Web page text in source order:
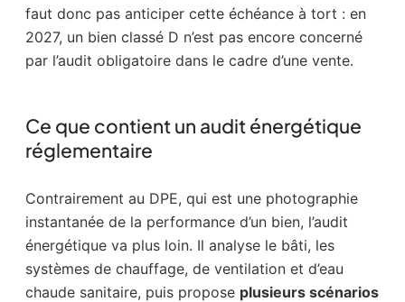
faut donc pas anticiper cette échéance à tort : en
2027, un bien classé D n’est pas encore concerné
par l’audit obligatoire dans le cadre d’une vente.
Ce que contient un audit énergétique
réglementaire
Contrairement au DPE, qui est une photographie
instantanée de la performance d’un bien, l’audit
énergétique va plus loin. Il analyse le bâti, les
systèmes de chauffage, de ventilation et d’eau
chaude sanitaire, puis propose plusieurs scénarios